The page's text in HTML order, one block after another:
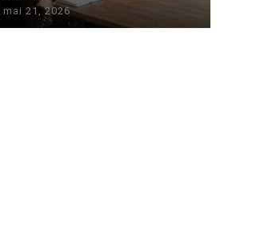
mai 21, 2026